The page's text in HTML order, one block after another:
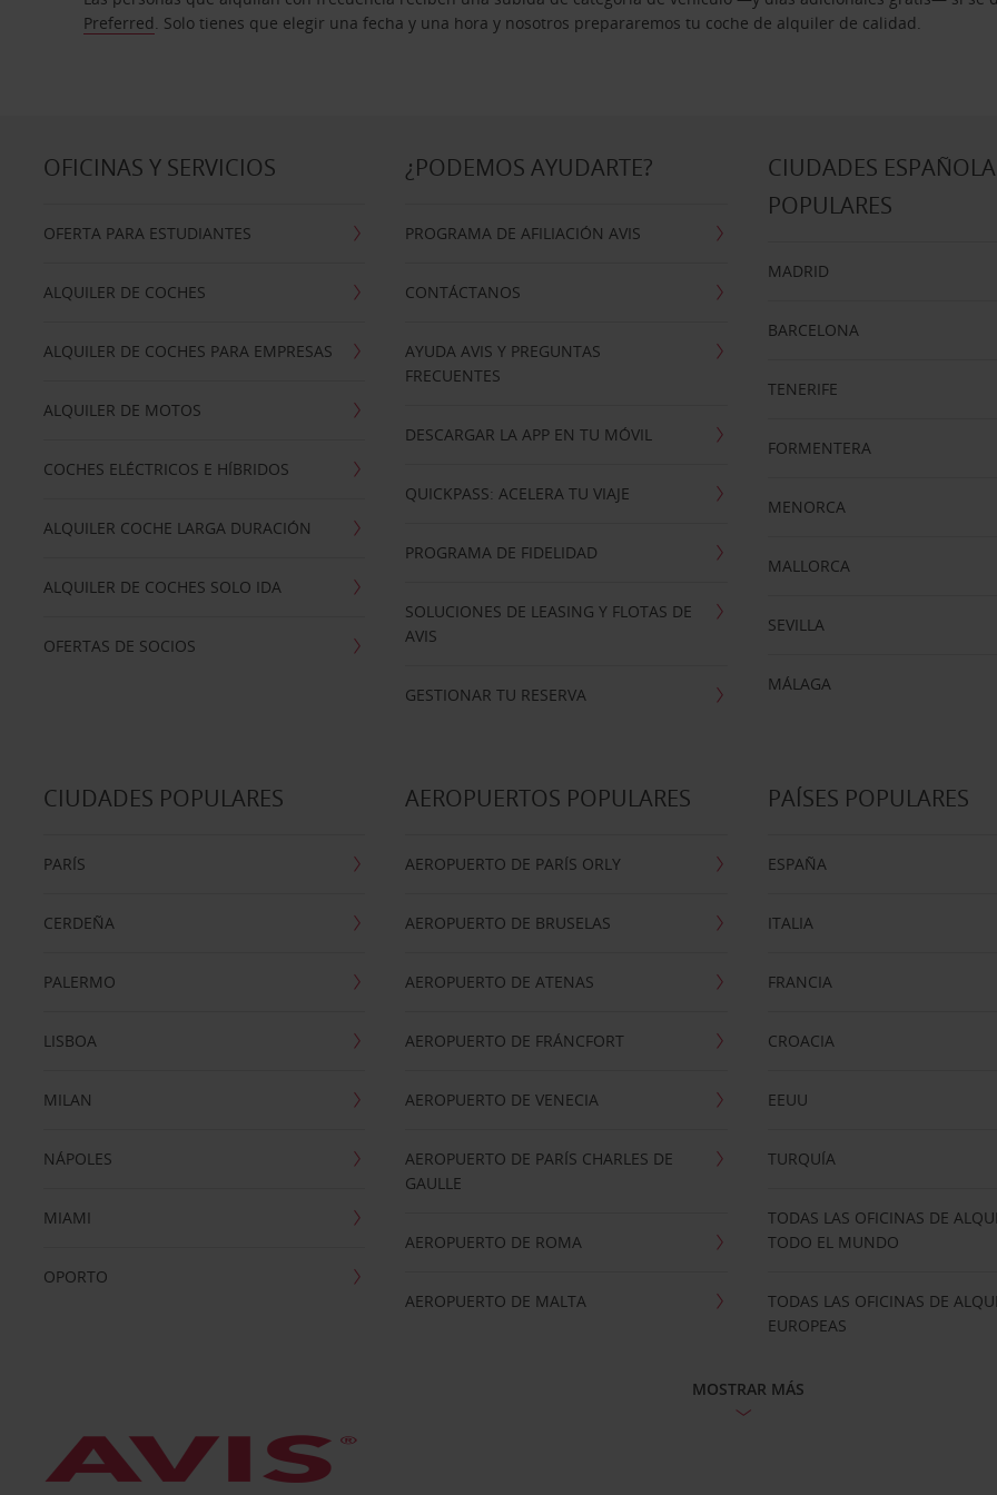
Preferred. Solo tienes que elegir una fecha y una hora y nosotros prepararemos tu coche de alquiler de calidad.
OFICINAS Y SERVICIOS
OFERTA PARA ESTUDIANTES
ALQUILER DE COCHES
ALQUILER DE COCHES PARA EMPRESAS
ALQUILER DE MOTOS
COCHES ELÉCTRICOS E HÍBRIDOS
ALQUILER COCHE LARGA DURACIÓN
ALQUILER DE COCHES SOLO IDA
OFERTAS DE SOCIOS
¿PODEMOS AYUDARTE?
PROGRAMA DE AFILIACIÓN AVIS
CONTÁCTANOS
AYUDA AVIS Y PREGUNTAS
FRECUENTES
DESCARGAR LA APP EN TU MÓVIL
QUICKPASS: ACELERA TU VIAJE
PROGRAMA DE FIDELIDAD
SOLUCIONES DE LEASING Y FLOTAS DE
AVIS
GESTIONAR TU RESERVA
CIUDADES
POPULARES
MADRID
BARCELONA
TENERIFE
FORMENTERA
MENORCA
MALLORCA
SEVILLA
MÁLAGA
CIUDADES POPULARES
PARÍS
CERDEÑA
PALERMO
LISBOA
MILAN
NÁPOLES
MIAMI
OPORTO
AEROPUERTOS POPULARES
AEROPUERTO DE PARÍS ORLY
AEROPUERTO DE BRUSELAS
AEROPUERTO DE ATENAS
AEROPUERTO DE FRÁNCFORT
AEROPUERTO DE VENECIA
AEROPUERTO DE PARÍS CHARLES DE
GAULLE
AEROPUERTO DE ROMA
AEROPUERTO DE MALTA
PAÍSES POPULARES
ESPAÑA
ITALIA
FRANCIA
CROACIA
EEUU
TURQUÍA
TODAS LAS OFICINAS DE
TODO EL MUNDO
TODAS LAS OFICINAS DE
EUROPEAS
MOSTRAR MÁS